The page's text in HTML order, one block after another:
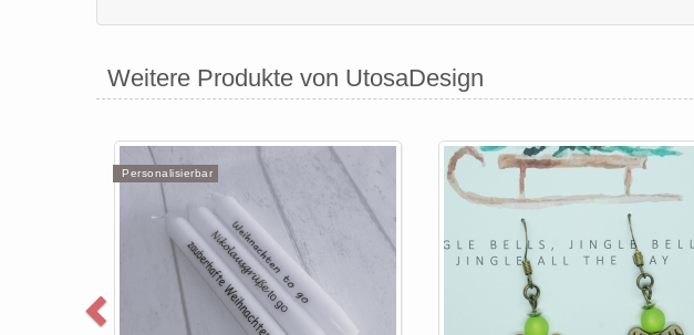
Weitere Produkte von UtosaDesign
Personalisierbar